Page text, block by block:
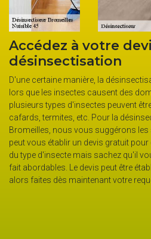
être obligatoire dès
importants. Ainsi,
guêpes, frelons,
de votre maison à
de Nuisible 45. Il
prix peut dépendre
des prix tout à
à votre demande
Nuisible
guêpes,
La présence
exposer à des
bactériennes,
risquent de
bistrot, une
savoir aussi
peuvent être